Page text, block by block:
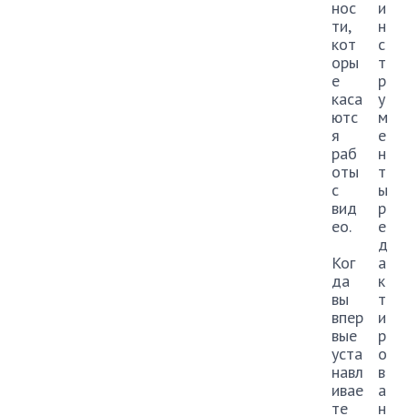
нос
ти,
кот
оры
е
каса
ютс
я
раб
оты
с
вид
ео.
Ког
да
вы
впер
вые
уста
навл
ивае
те
и
н
с
т
р
у
м
е
н
т
ы
р
е
д
а
к
т
и
р
о
в
а
н